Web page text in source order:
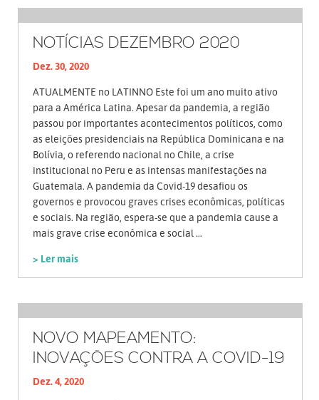
NOTÍCIAS DEZEMBRO 2020
Dez. 30, 2020
ATUALMENTE no LATINNO Este foi um ano muito ativo
para a América Latina. Apesar da pandemia, a região
passou por importantes acontecimentos políticos, como
as eleições presidenciais na República Dominicana e na
Bolívia, o referendo nacional no Chile, a crise
institucional no Peru e as intensas manifestações na
Guatemala. A pandemia da Covid-19 desafiou os
governos e provocou graves crises econômicas, políticas
e sociais. Na região, espera-se que a pandemia cause a
mais grave crise econômica e social ...
> Ler mais
NOVO MAPEAMENTO:
INOVAÇÕES CONTRA A COVID-19
Dez. 4, 2020